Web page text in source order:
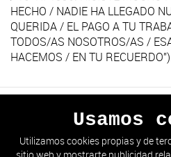
HECHO / NADIE HA LLEGADO
QUERIDA / EL PAGO A TU
TODOS/AS NOSOTROS/AS /
HACEMOS / EN TU
ANTERIOR
Usamos
Utilizamos cookies propias y de